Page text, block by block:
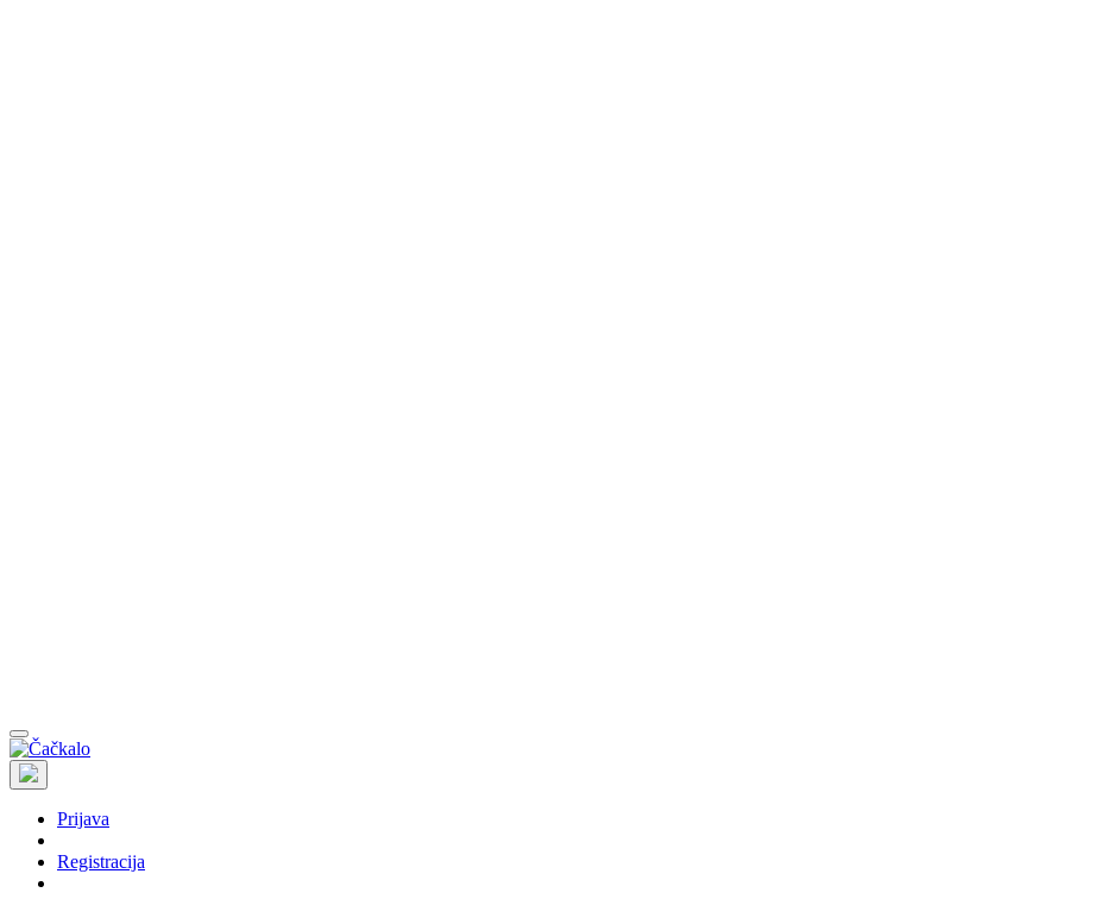
Prijava
Registracija